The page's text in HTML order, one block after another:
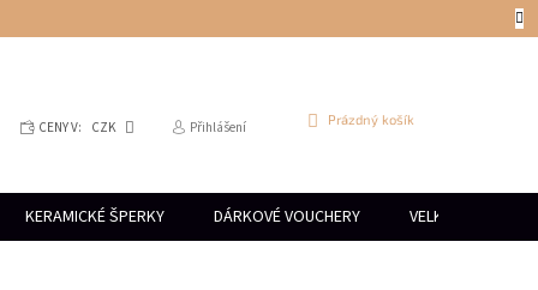
CENY V: CZK Přihlášení
NÁKUPNÍ
Prázdný košík
KERAMICKÉ ŠPERKY DÁRKOVÉ VOUCHERY VELKOOBCHOD